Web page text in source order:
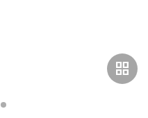
grid_view